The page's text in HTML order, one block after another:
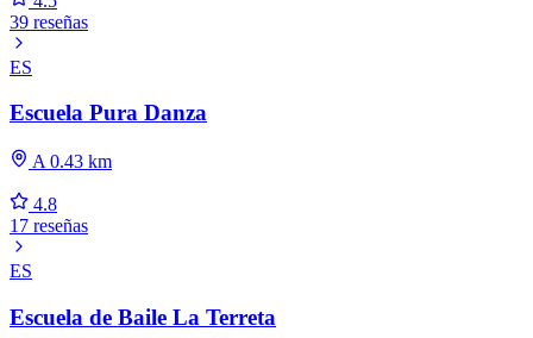
39 reseñas
ES
Escuela Pura Danza
A 0.43 km
4.8
17 reseñas
ES
Escuela de Baile La Terreta